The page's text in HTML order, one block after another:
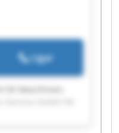
Ligar
Maschinen-Service